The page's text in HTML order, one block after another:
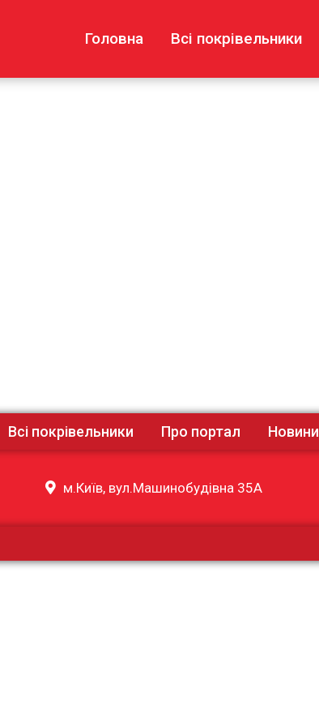
Головна Всі покрівельники
Всі покрівельники Про портал Новини
м.Київ, вул.Машинобудівна 35А